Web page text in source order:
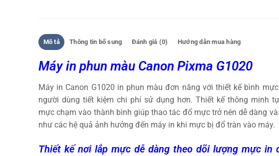
Mô tả Thông tin bổ sung Đánh giá (0) Hướng dẫn mua hàng
Máy in phun màu Canon Pixma G1020
Máy in Canon G1020 in phun màu đơn năng với thiết kế bình
người dùng tiết kiệm chi phí sử dụng hơn. Thiết kế thông minh
mực chạm vào thành bình giúp thao tác đổ mực trở nên dễ dàng
như các hệ quả ảnh hưởng đến máy in khi mực bị đổ tràn vào máy.
Thiết kế nơi lắp mực dễ dàng theo dõi lượng mực in